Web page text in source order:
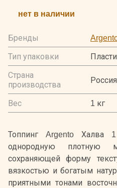
нет в наличии
Бренды
Тип упаковки
Страна
производства
Россия
Вес 1 кг
Топпинг Argento Халва
однородную плотную
сохраняющей форму
вязкостью и богатым
приятными тонами